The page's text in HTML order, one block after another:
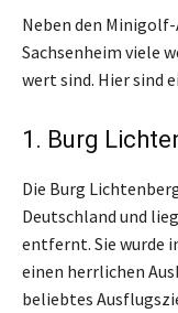
Neben den
Sachsenheim viele
wert sind. Hier sind
1. Burg
Die Burg
Deutschland und
entfernt. Sie wurde
einen herrlichen
beliebtes